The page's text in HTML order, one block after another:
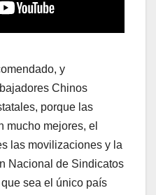
y
Chinos
porque las
mucho mejores, el
las movilizaciones y la
Nacional de Sindicatos
sea el único país